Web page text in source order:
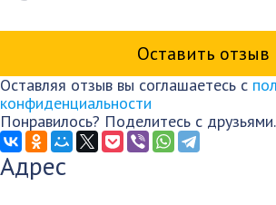
Оставляя отзыв вы соглашаетесь с
конфиденциальности
Понравилось? Поделитесь с друзьями.
Адрес